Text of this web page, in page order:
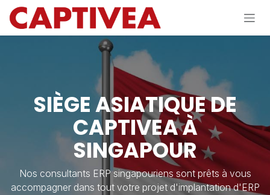
Se rendre au contenu
SIÈGE ASIATIQUE DE
CAPTIVEA À
SINGAPOUR
Nos consultants ERP singapouriens sont prêts à vous
accompagner dans tout votre projet d'implantation d'ERP